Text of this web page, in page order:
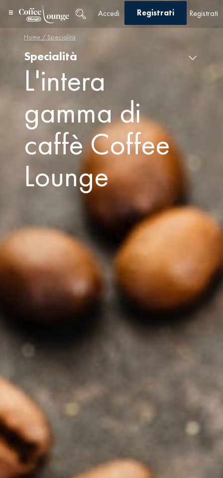
Accedi Registrati Registrati
Home / Specialità
Specialità
L'intera
gamma di
caffè Coffee
Lounge